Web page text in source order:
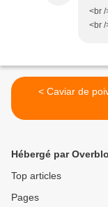
<br /
<br /
< Caviar de
Hébergé par
Top articles
Pages